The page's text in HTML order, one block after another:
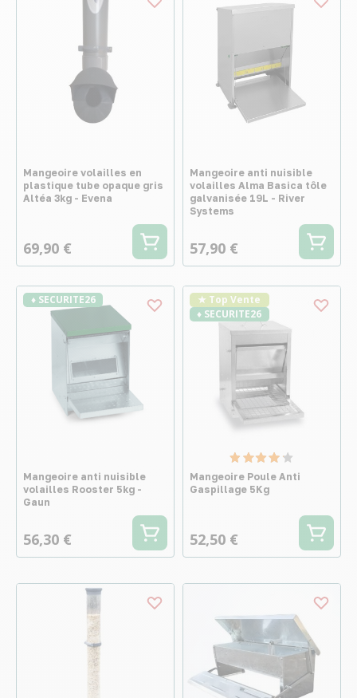
Mangeoire volailles en
plastique tube opaque gris
Altéa 3kg - Evena
69,90 €
Mangeoire anti nuisible
volailles Alma Basica tôle
galvanisée 19L - River
Systems
57,90 €
♦ SECURITE26
Mangeoire anti nuisible
volailles Rooster 5kg -
Gaun
56,30 €
★ Top Vente
♦ SECURITE26
Mangeoire Poule Anti
Gaspillage 5Kg
52,50 €